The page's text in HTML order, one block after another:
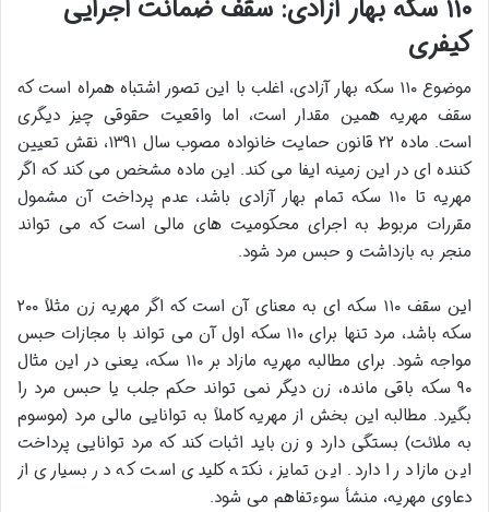
۱۱۰ سکه بهار آزادی: سقف ضمانت اجرایی
کیفری
موضوع ۱۱۰ سکه بهار آزادی، اغلب با این تصور اشتباه همراه است که
سقف مهریه همین مقدار است، اما واقعیت حقوقی چیز دیگری
است. ماده ۲۲ قانون حمایت خانواده مصوب سال ۱۳۹۱، نقش تعیین
کننده ای در این زمینه ایفا می کند. این ماده مشخص می کند که اگر
مهریه تا ۱۱۰ سکه تمام بهار آزادی باشد، عدم پرداخت آن مشمول
مقررات مربوط به اجرای محکومیت های مالی است که می تواند
منجر به بازداشت و حبس مرد شود.
این سقف ۱۱۰ سکه ای به معنای آن است که اگر مهریه زن مثلاً ۲۰۰
سکه باشد، مرد تنها برای ۱۱۰ سکه اول آن می تواند با مجازات حبس
مواجه شود. برای مطالبه مهریه مازاد بر ۱۱۰ سکه، یعنی در این مثال
۹۰ سکه باقی مانده، زن دیگر نمی تواند حکم جلب یا حبس مرد را
بگیرد. مطالبه این بخش از مهریه کاملاً به توانایی مالی مرد (موسوم
به ملائت) بستگی دارد و زن باید اثبات کند که مرد توانایی پرداخت
این مازاد را دارد. این تمایز، نکته کلیدی است که در بسیاری از
دعاوی مهریه، منشأ سوءتفاهم می شود.